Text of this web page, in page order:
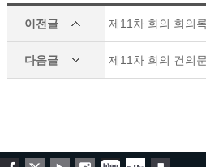
이전글 제11차 회의 회의록
다음글 제11차 회의 건의문